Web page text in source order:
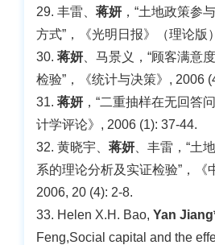
29. 丰雷、 蒋妍 ，“土地政策参
方式”，《光明日报》（理论版
30. 蒋妍 、马景义，“顾客满意
检验”，《统计与决策》, 2006
31. 蒋妍 ，“二重抽样在无回答
计学评论》, 2006 (1): 37-44.
32. 黄晓宇、 蒋妍 、丰雷，“土
系的理论分析及实证检验”，《
2006, 20 (4): 2-8.
33. Helen X.H. Bao, Yan
Feng,Social capital and the